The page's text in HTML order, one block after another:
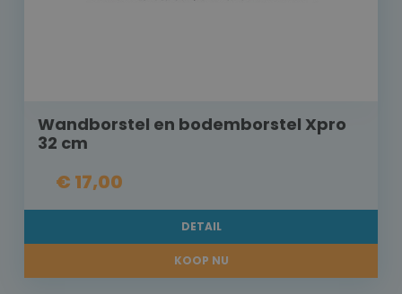
Wandborstel en bodemborstel Xpro
32 cm
€ 17,00
DETAIL
KOOP NU